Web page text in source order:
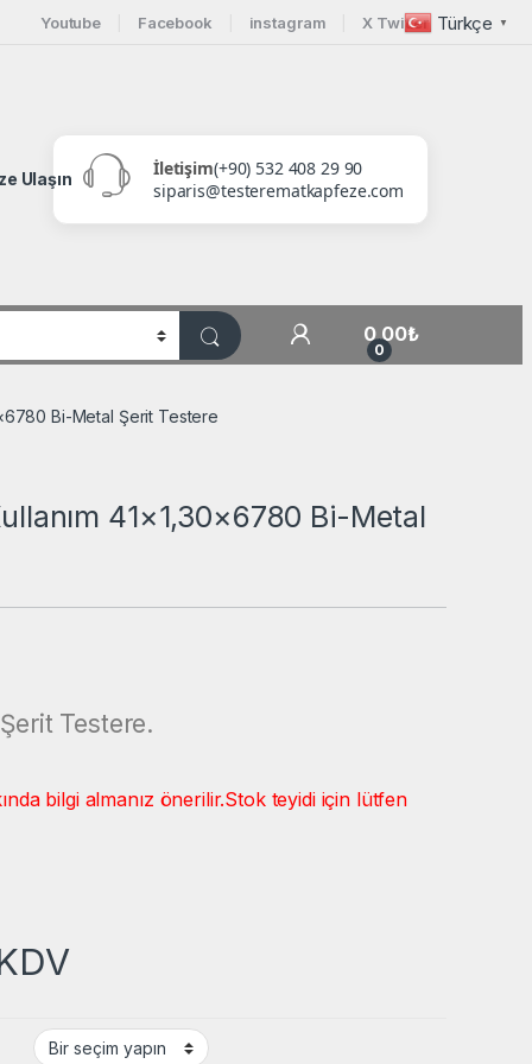
Youtube Facebook instagram X Twitter
Ulaşın İletişim(+90) 532 408 29 90
siparis@testerematkapfeze.com
My Account
0
0,00₺
Bi-Metal Şerit Testere
41×1,30×6780 Bi-Metal
Testere.
bilgi almanız önerilir.Stok teyidi için lütfen
Türkçe ▼